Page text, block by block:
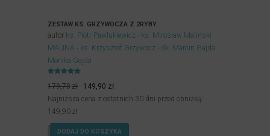
ZESTAW KS. GRZYWOCZA Z 2RYBY
autor ks. Piotr Pawlukiewicz
ks. Mirosław Maliński
MALINA
ks. Krzysztof Grzywocz
dk. Marcin Gajda
Monika Gajda
5.00
179,70zł
Pierwotna
cena
179,70zł.
149,90 złAktualna
cena
149,90zł.
Najniższa cena z ostatnich 30 dni przed obniżką:
149,90 zł
DODAJ DO KOSZYKA